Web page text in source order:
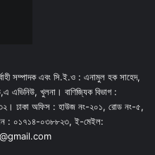
সম্পাদক এবং সি.ই.ও : এনামুল হক সাহেদ,
এভিনিউ, খুলনা। বাণিজ্যিক বিভাগ :
ঢাকা অফিস : হাউজ নং-২০১, রোড নং-৫,
: ০১৭১৪-০৩৮৮২৩, ই-মেইল: